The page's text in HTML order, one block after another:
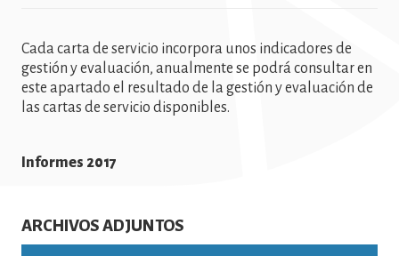
Cada carta de servicio incorpora unos indicadores de
gestión y evaluación, anualmente se podrá consultar en
este apartado el resultado de la gestión y evaluación de
las cartas de servicio disponibles.
Informes 2017
ARCHIVOS ADJUNTOS